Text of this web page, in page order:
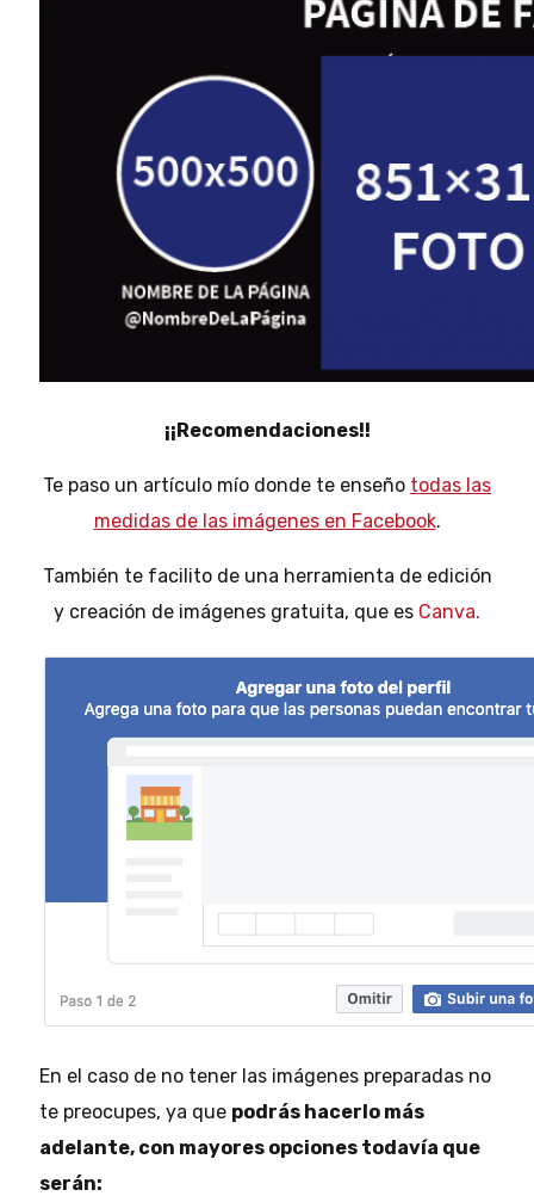
¡¡Recomendaciones!!
Te paso un artículo mío donde te enseño todas las
medidas de las imágenes en Facebook.
También te facilito de una herramienta de edición
y creación de imágenes gratuita, que es Canva.
En el caso de no tener las imágenes preparadas no
te preocupes, ya que podrás hacerlo más
adelante, con mayores opciones todavía que
serán: